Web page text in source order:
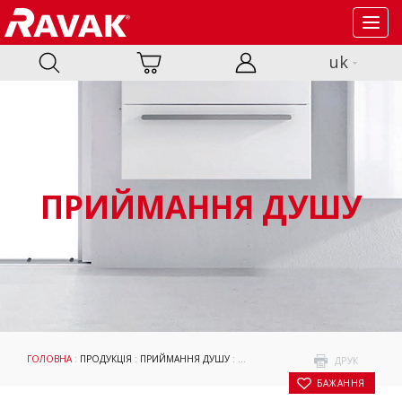
uk
ПРИЙМАННЯ ДУШУ
ДРУК
БАЖАННЯ
ГОЛОВНА: ПРОДУКЦІЯ : ПРИЙМАННЯ ДУШУ : ДУШОВІ КАБІНИ ТА ДВЕРІ: